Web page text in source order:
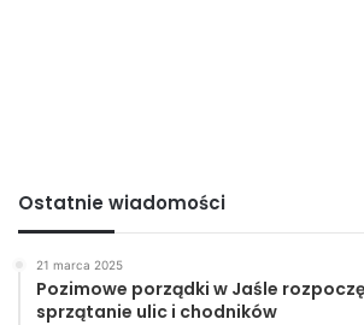
Ostatnie wiadomości
21 marca 2025
Pozimowe porządki w Jaśle
sprzątanie ulic i chodników